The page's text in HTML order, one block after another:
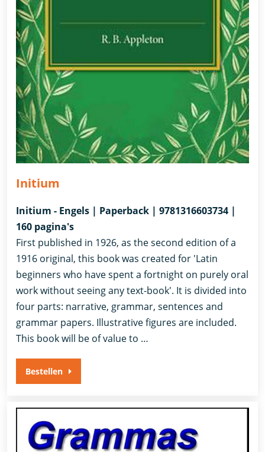
Initium
Initium - Engels | Paperback | 9781316603734 |
160 pagina's
First published in 1926, as the second edition of a
1916 original, this book was created for 'Latin
beginners who have spent a fortnight on purely oral
work without seeing any text-book'. It is divided into
four parts: narrative, grammar, sentences and
grammar papers. Illustrative figures are included.
This book will be of value to …
Bestellen